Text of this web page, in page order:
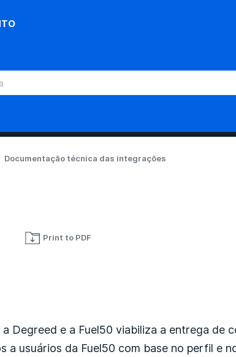
Documentação técnica das integrações
Print to PDF
Degreed e a Fuel50 viabiliza a entrega de
a usuários da Fuel50 com base no perfil e